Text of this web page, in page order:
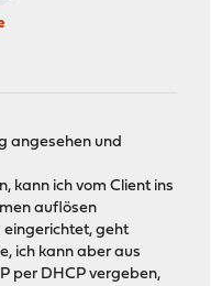
angesehen und
kann ich vom Client ins
auflösen
eingerichtet, geht
ich kann aber aus
per DHCP vergeben,